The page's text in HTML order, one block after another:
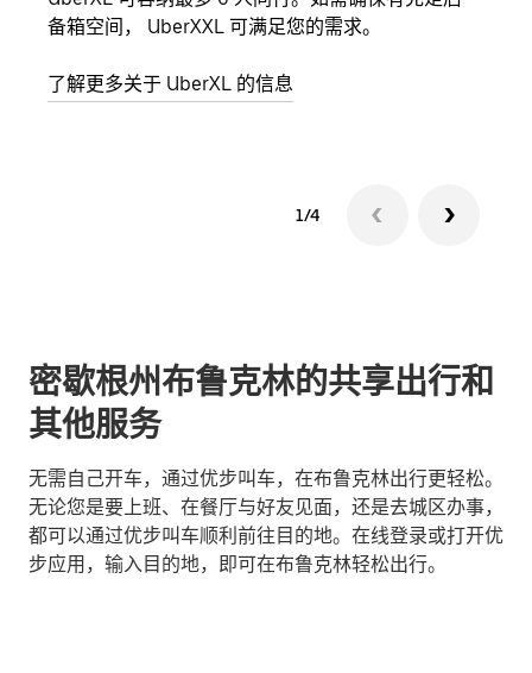
备箱空间， UberXXL 可满足您的需求。
了解更多关于 UberXL 的信息
1/4
密歇根州布鲁克林的共享出行和
其他服务
无需自己开车，通过优步叫车，在布鲁克林出行更轻松。
无论您是要上班、在餐厅与好友见面，还是去城区办事，
都可以通过优步叫车顺利前往目的地。在线登录或打开优
步应用，输入目的地，即可在布鲁克林轻松出行。